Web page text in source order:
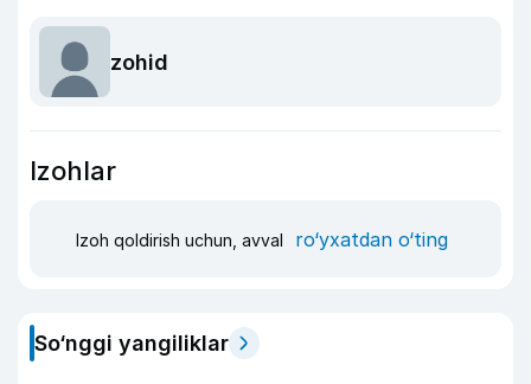
zohid
Izohlar
Izoh qoldirish uchun, avval ro‘yxatdan o‘ting
So‘nggi yangiliklar